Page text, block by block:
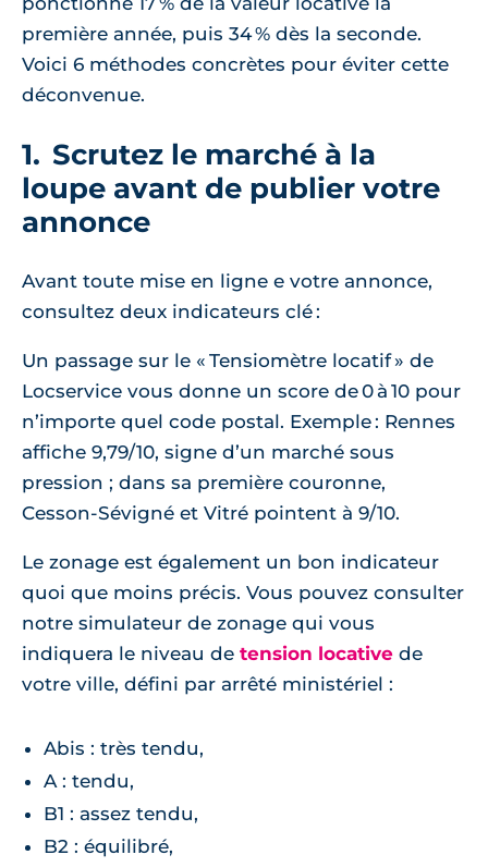
première année, puis 34 % dès la seconde.
Voici 6 méthodes concrètes pour éviter cette
déconvenue.
1. Scrutez le marché à la
loupe avant de publier votre
annonce
Avant toute mise en ligne e votre annonce,
consultez deux indicateurs clé :
Un passage sur le « Tensiomètre locatif » de
Locservice vous donne un score de 0 à 10 pour
n’importe quel code postal. Exemple : Rennes
affiche 9,79/10, signe d’un marché sous
pression ; dans sa première couronne,
Cesson‑Sévigné et Vitré pointent à 9/10.
Le zonage est également un bon indicateur
quoi que moins précis. Vous pouvez consulter
notre simulateur de zonage qui vous
indiquera le niveau de tension locative de
votre ville, défini par arrêté ministériel :
Abis : très tendu,
A : tendu,
B1 : assez tendu,
B2 : équilibré,